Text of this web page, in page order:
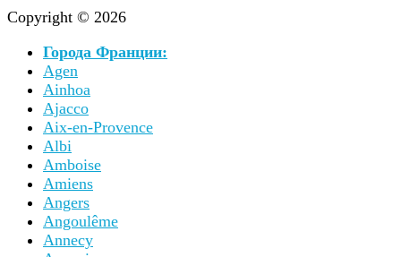
Copyright © 2026
Города Франции:
Agen
Ainhoa
Ajacco
Aix-en-Provence
Albi
Amboise
Amiens
Angers
Angoulême
Annecy